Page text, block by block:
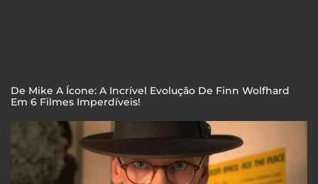
De Mike A Ícone: A Incrível Evolução De Finn Wolfhard
Em 6 Filmes Imperdíveis!